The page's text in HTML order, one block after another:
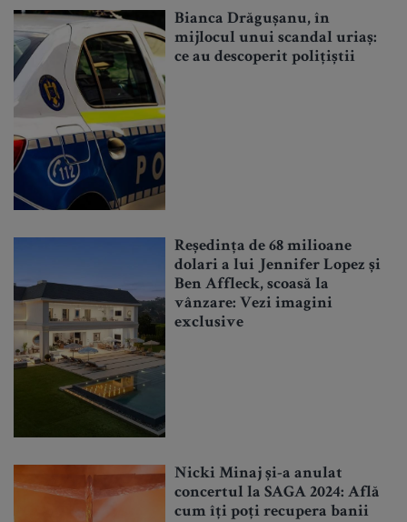
Bianca Drăgușanu, în
mijlocul unui scandal uriaș:
ce au descoperit polițiștii
Reședința de 68 milioane
dolari a lui Jennifer Lopez și
Ben Affleck, scoasă la
vânzare: Vezi imagini
exclusive
Nicki Minaj și-a anulat
concertul la SAGA 2024: Află
cum îți poți recupera banii